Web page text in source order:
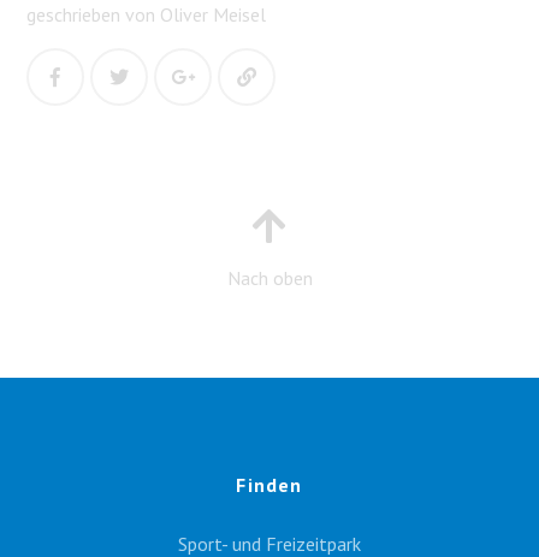
geschrieben von Oliver Meisel
Nach oben
Finden
Sport- und Freizeitpark